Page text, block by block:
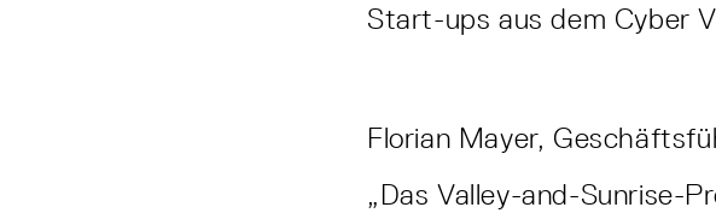
Start-ups aus dem Cyber
Florian Mayer,
„Das Valley-and-Sunrise-